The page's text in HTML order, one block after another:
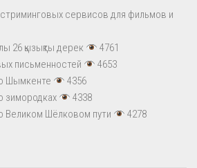
сервисов для фильмов и
26 қызықты дерек
4761
письменностей
4653
Шымкенте
4356
зимородках
4338
Великом Шёлковом пути
4278